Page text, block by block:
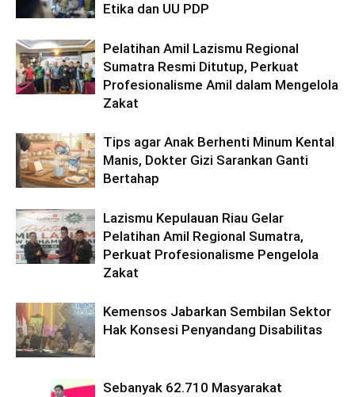
Etika dan UU PDP
Pelatihan Amil Lazismu Regional
Sumatra Resmi Ditutup, Perkuat
Profesionalisme Amil dalam Mengelola
Zakat
Tips agar Anak Berhenti Minum Kental
Manis, Dokter Gizi Sarankan Ganti
Bertahap
Lazismu Kepulauan Riau Gelar
Pelatihan Amil Regional Sumatra,
Perkuat Profesionalisme Pengelola
Zakat
Kemensos Jabarkan Sembilan Sektor
Hak Konsesi Penyandang Disabilitas
Sebanyak 62.710 Masyarakat